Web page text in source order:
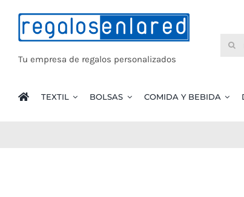
contenido
Tu empresa de regalos personalizados
TEXTIL BOLSAS COMIDA Y BEBIDA